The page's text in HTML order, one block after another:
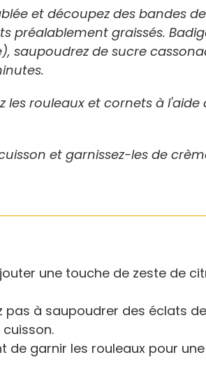
et découpez des bandes
préalablement graissés.
saupoudrez de sucre
les rouleaux et cornets à
et garnissez-les de
une touche de zeste de
pas à saupoudrer des éclats
de garnir les rouleaux pour